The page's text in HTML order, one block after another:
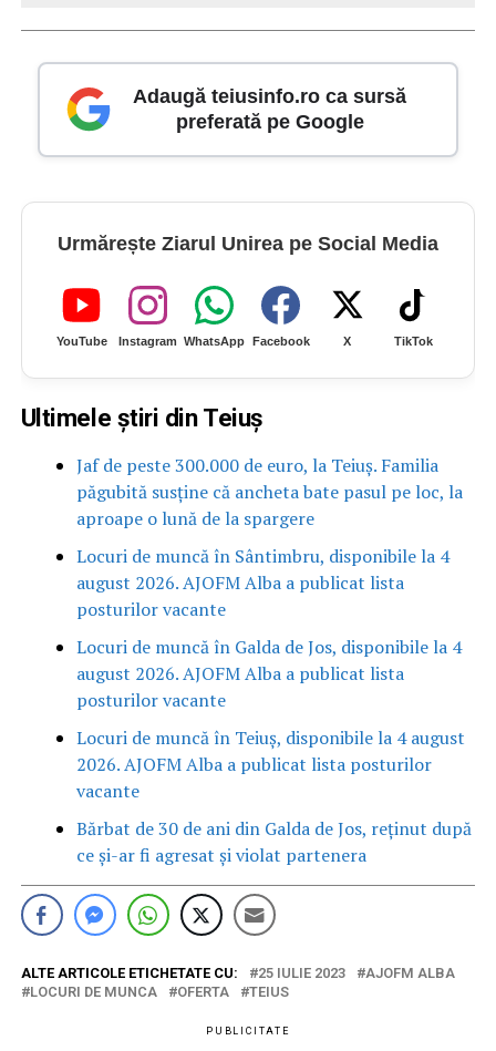
Adaugă teiusinfo.ro ca sursă
preferată pe Google
Urmărește Ziarul Unirea pe Social Media
YouTube Instagram WhatsApp Facebook X TikTok
Ultimele știri din Teiuș
Jaf de peste 300.000 de euro, la Teiuș. Familia
păgubită susține că ancheta bate pasul pe loc, la
aproape o lună de la spargere
Locuri de muncă în Sântimbru, disponibile la 4
august 2026. AJOFM Alba a publicat lista
posturilor vacante
Locuri de muncă în Galda de Jos, disponibile la 4
august 2026. AJOFM Alba a publicat lista
posturilor vacante
Locuri de muncă în Teiuș, disponibile la 4 august
2026. AJOFM Alba a publicat lista posturilor
vacante
Bărbat de 30 de ani din Galda de Jos, reținut după
ce și-ar fi agresat și violat partenera
ALTE ARTICOLE ETICHETATE CU: 25 IULIE 2023
AJOFM ALBA
LOCURI DE MUNCA
OFERTA TEIUS
PUBLICITATE